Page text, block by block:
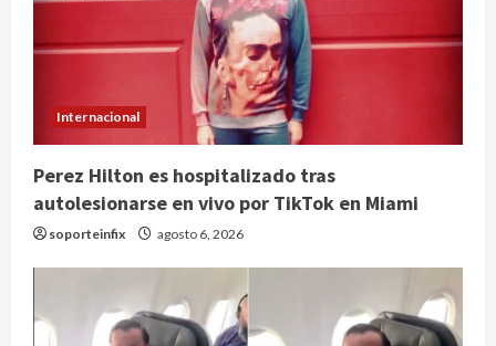
Internacional
Perez Hilton es hospitalizado tras
autolesionarse en vivo por TikTok en Miami
soporteinfix agosto 6, 2026